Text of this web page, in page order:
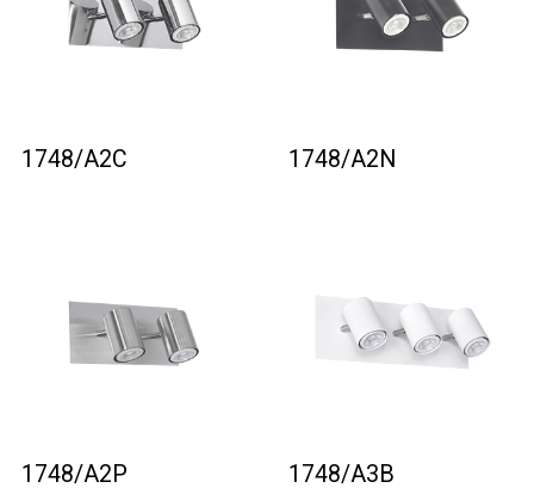
1748/A2C 1748/A2N
1748/A2P 1748/A3B